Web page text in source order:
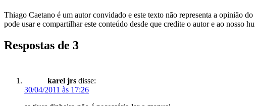
Thiago Caetano é um autor convidado e este texto não representa a opinião
pode usar e compartilhar este conteúdo desde que credite o autor e ao nosso
Respostas de 3
karel jrs disse:
30/04/2011 às 17:26